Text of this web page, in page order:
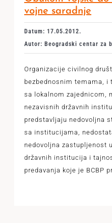
vojne saradnje
Datum: 17.05.2012.
Autor: Beogradski centar za
Organizacije civilnog
bezbednosnim temama, i
sa lokalnom zajednicom,
nezavisnih državnih
predstavljaju nedovoljna
sa institucijama,
nedovoljna zastupljenost
državnih institucija i
predavanja koje je BCBP